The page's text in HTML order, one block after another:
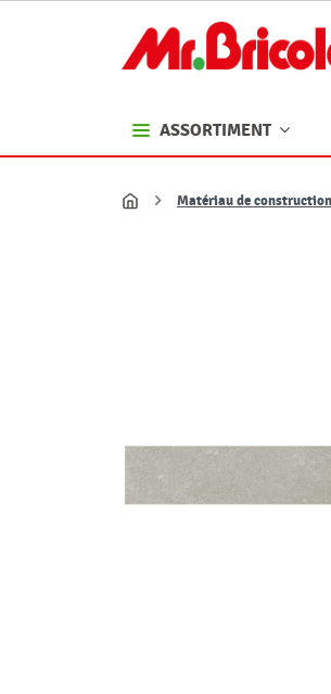
ASSORTIMENT
Accueil
Matériau de construction